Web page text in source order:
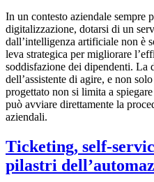
In un contesto aziendale sempre
digitalizzazione, dotarsi di un
dall’intelligenza artificiale non è
leva strategica per migliorare
soddisfazione dei dipendenti. La
dell’assistente di agire, e non
progettato non si limita a
può avviare direttamente la
aziendali.
Ticketing, self-
pilastri